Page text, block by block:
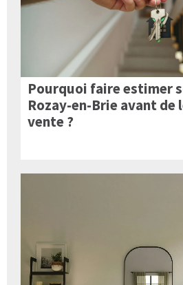
Pourquoi faire estimer
Rozay-en-Brie avant de
vente ?